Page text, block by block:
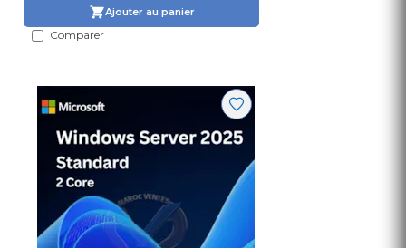
Ajouter au panier
Comparer